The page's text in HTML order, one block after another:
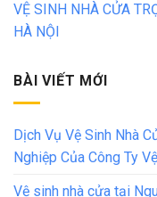
VỆ SINH NHÀ CỬA
HÀ NỘI
BÀI VIẾT MỚI
Dịch Vụ Vệ Sinh Nhà
Nghiệp Của Công Ty
Vệ sinh nhà cửa tại